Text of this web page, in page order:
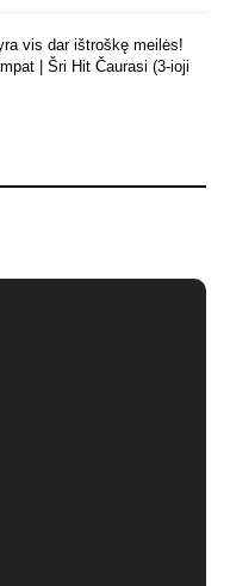
vis dar ištroškę meilės!
| Šri Hit Čaurasi (3-ioji